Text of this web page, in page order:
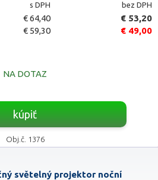
s DPH bez DPH
€ 64,40
€ 53,20
€ 59,30 € 49,00
NA DOTAZ
kúpiť
Obj.č. 1376
světelný projektor noční